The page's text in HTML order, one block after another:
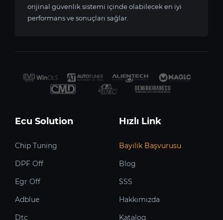
orijinal güvenlik sistemi içinde olabilecek en iyi
performans ve sonuçları sağlar.
Ecu Solution
Chip Tuning
DPF Off
Egr Off
Adblue
Dtc
Hızlı Link
Bayilik Başvurusu
Blog
SSS
Hakkımızda
Katalog